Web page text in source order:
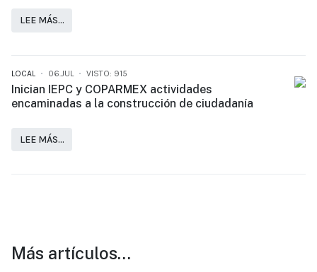
LEE MÁS…
LOCAL 06.JUL VISTO: 915
Inician IEPC y COPARMEX actividades
encaminadas a la construcción de ciudadanía
LEE MÁS…
Más artículos…